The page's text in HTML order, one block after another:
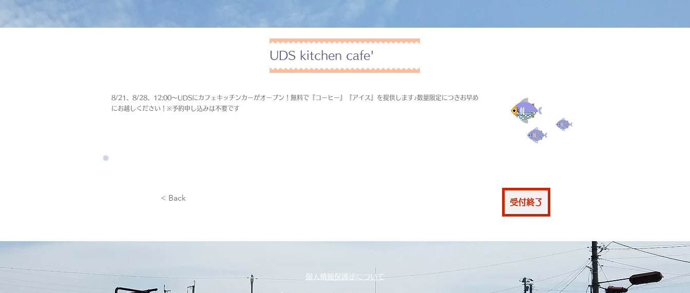
UDS kitchen cafe'
8/21、8/28、12:00～UDSにカフェキッチンカーがオープン！無料で『コーヒー』『アイス』を提供します♪数量限定につきお早め
にお越しください！※予約申し込みは不要です
< Back 仮申込
受付終了
個人情報保護法について